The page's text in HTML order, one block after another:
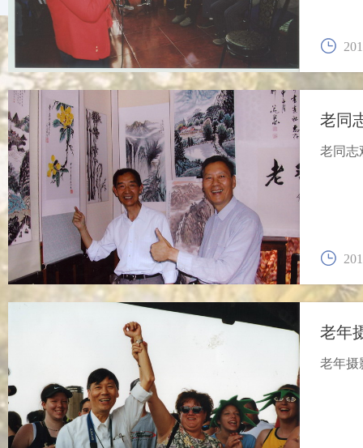
老同
老同志
老年
老年摄